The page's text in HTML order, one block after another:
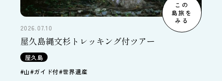
この
島旅を
みる
2026.07.10
屋久島縄文杉トレッキング付ツアー
屋久島
#山#ガイド付#世界遺産